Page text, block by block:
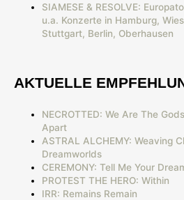
SIAMESE & RESOLVE:
u.a. Konzerte in Hamburg,
Stuttgart, Berlin, Oberhausen
AKTUELLE
NECROTTED: We Are The
Apart
ASTRAL ALCHEMY: Weaving
Dreamworlds
CEREMONY: Tell Me Your
PROTEST THE HERO: Within
IRR: Remains Remain